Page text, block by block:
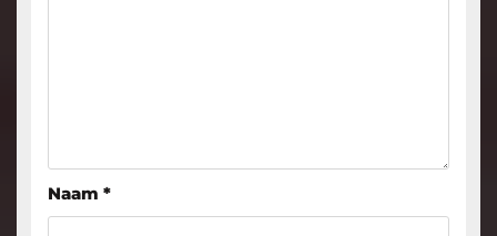
Naam *